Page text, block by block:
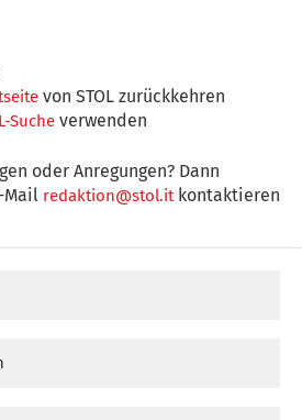
von STOL zurückkehren
Suche verwenden
oder Anregungen? Dann
Mail redaktion@stol.itkontaktieren